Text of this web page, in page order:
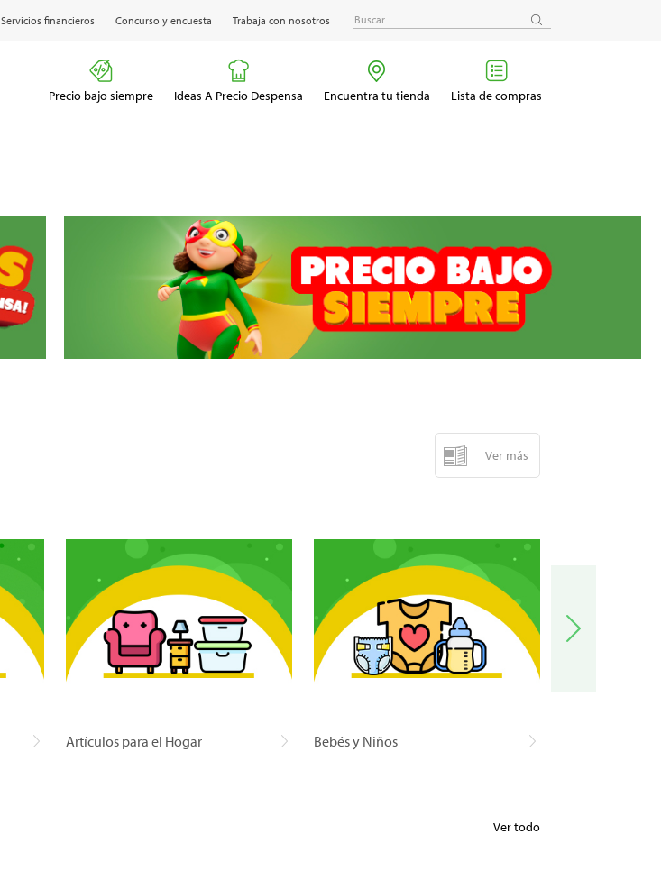
Servicios financieros Concurso y encuesta Trabaja con nosotros
Precio bajo siempre Ideas A Precio Despensa Encuentra tu tienda Lista de compras
Ver más
Artículos para el Hogar Bebés y Niños
Ver todo